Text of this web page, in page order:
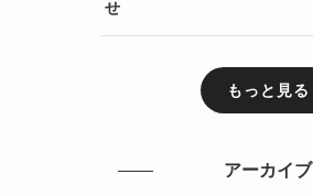
せ
もっと見る
アーカイブ